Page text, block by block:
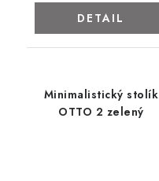
DETAIL
Minimalistický stolík
OTTO 2 zelený